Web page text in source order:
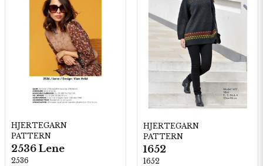
HJERTEGARN
PATTERN
2536 Lene
2536
HJERTEGARN
PATTERN
1652
1652